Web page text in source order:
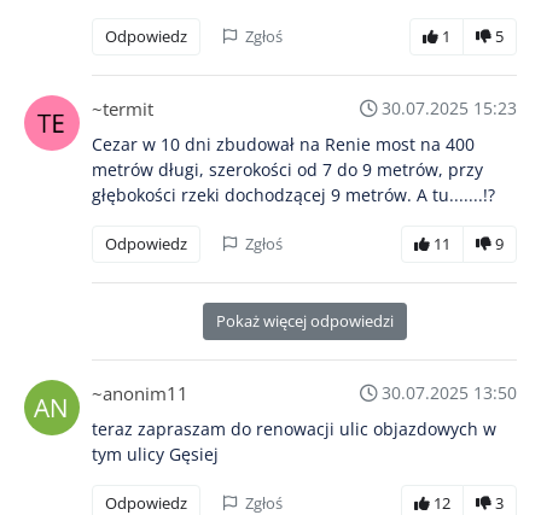
Odpowiedz Zgłoś 1 5
~termit
30.07.2025 15:23
Cezar w 10 dni zbudował na Renie most na 400
metrów długi, szerokości od 7 do 9 metrów, przy
głębokości rzeki dochodzącej 9 metrów. A tu.......!?
Odpowiedz Zgłoś 11 9
Pokaż więcej odpowiedzi
~anonim11
30.07.2025 13:50
teraz zapraszam do renowacji ulic objazdowych w
tym ulicy Gęsiej
Odpowiedz Zgłoś 12 3